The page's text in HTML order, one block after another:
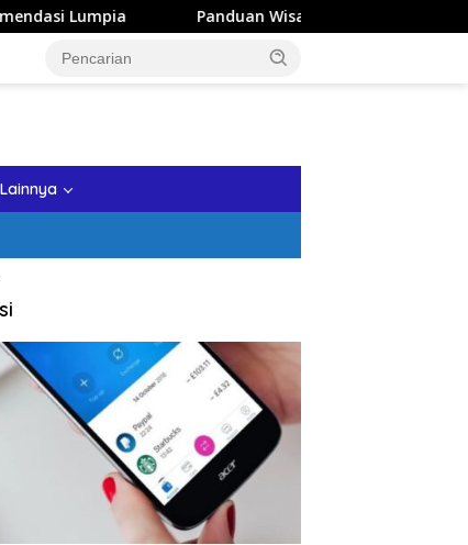
Panduan Wisata Keluarga ke Kota Batu: Itinerary
Lainnya